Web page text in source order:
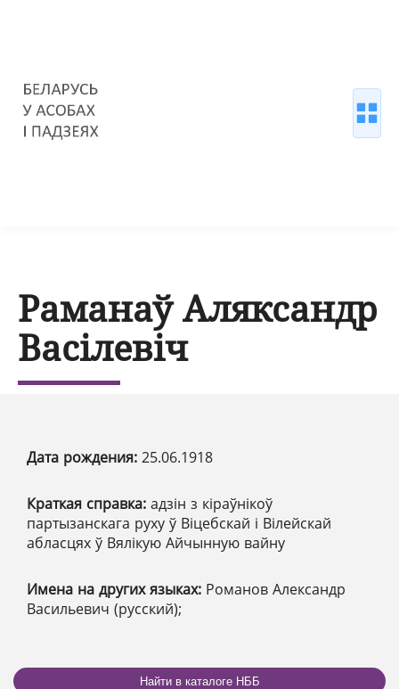
Раманаў Аляксандр
Васілевіч
Дата рождения: 25.06.1918
Краткая справка: адзін з кіраўнікоў
партызанскага руху ў Віцебскай і Вілейскай
абласцях ў Вялікую Айчынную вайну
Имена на других языках: Романов Александр
Васильевич (русский);
Найти в каталоге НББ